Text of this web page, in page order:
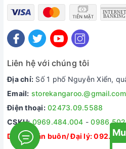
Liên hệ với chúng tôi
Địa chỉ: Số 1 phố Nguyễn Xiển,
Email: storekangaroo.@gmail.com
Điện thoại: 02473.09.5588
CSKH: 0969.484.004 -
Dự án/ Bán buôn/ Đại lý: